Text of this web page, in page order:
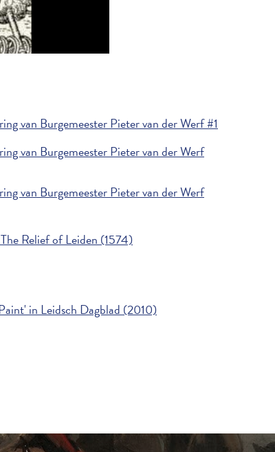
van Burgemeester Pieter van der Werf #1
van Burgemeester Pieter van der Werf
van Burgemeester Pieter van der Werf
Relief of Leiden (1574)
in Leidsch Dagblad (2010)